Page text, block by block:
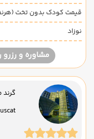
قیمت کودک بدون تخت
نوزاد
مشاوره و رزرو